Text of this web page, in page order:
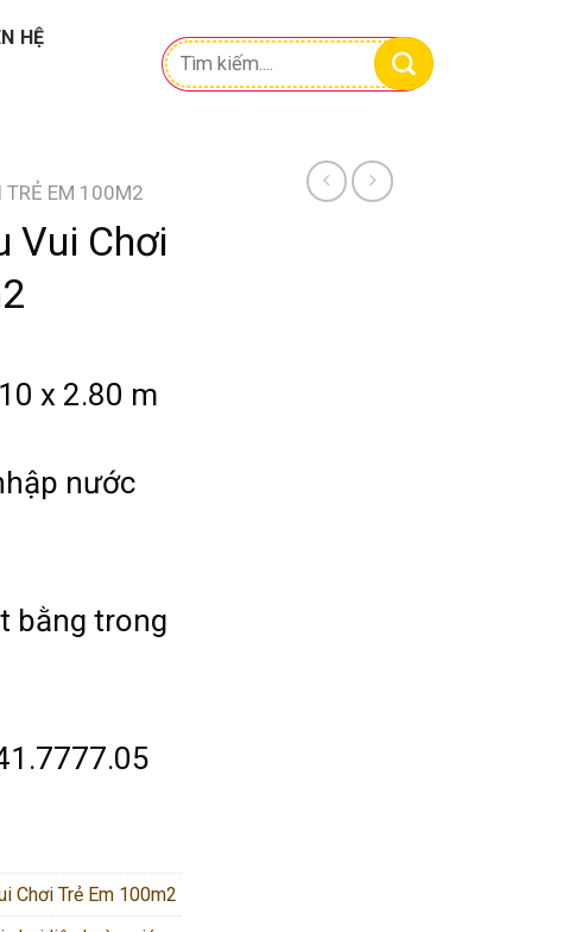
HỆ
Tìm
kiếm:
TRẺ EM 100M2
Vui Chơi
x 2.80 m
nước
bằng trong
Chơi Trẻ Em 100m2